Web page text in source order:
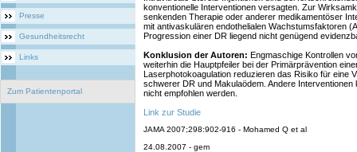
Presse
Gesundheitsrecht
Links
Zum Patientenportal
konventionelle Interventionen versagten. Zur
senkenden Therapie oder anderer medikamentöser
mit antivaskulären endothelialen Wachstumsfaktoren
Progression einer DR liegend nicht genügend
Konklusion der Autoren: Engmaschige Kontrollen
weiterhin die Hauptpfeiler bei der Primärprävention
Laserphotokoagulation reduzieren das Risiko für eine
schwerer DR und Makulaödem. Andere
nicht empfohlen werden.
Link zur Studie
JAMA 2007;298:902-916 - Mohamed Q et al
24.08.2007 - gem